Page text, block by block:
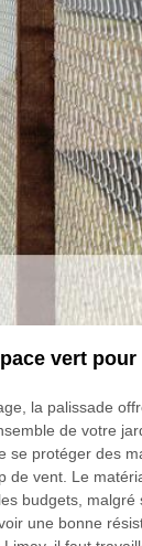
vert
la palissade
de votre
se protéger des
de vent. Le
budgets, malgré
une bonne